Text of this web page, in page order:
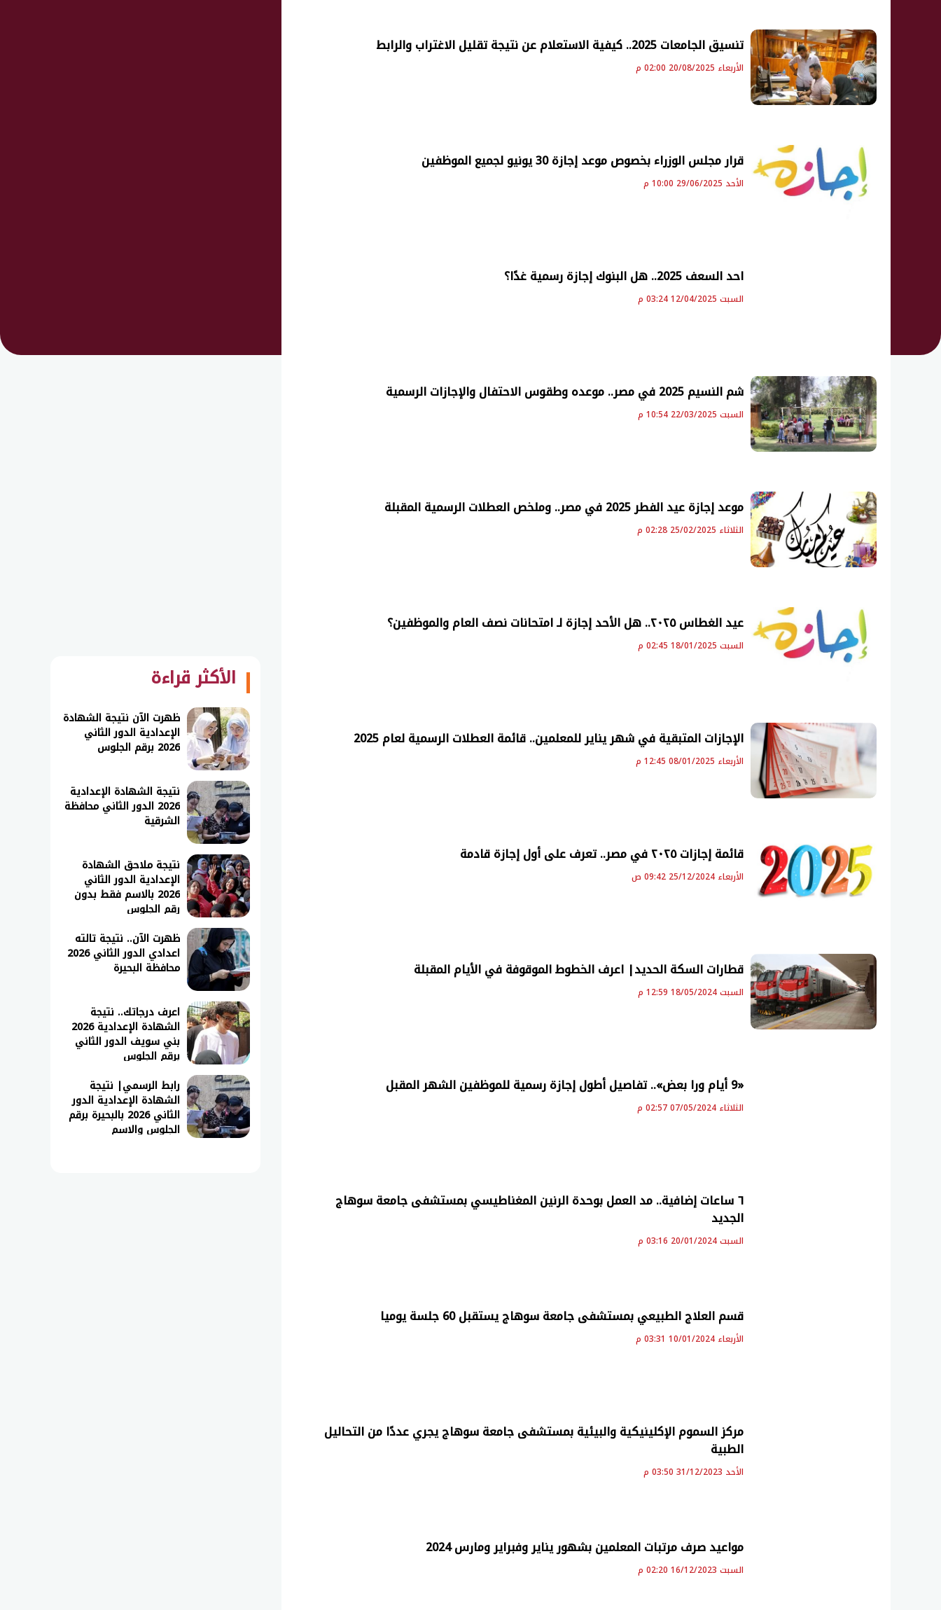
تنسيق الجامعات 2025.. كيفية الاستعلام عن نتيجة تقليل الاغتراب والرابط
الأربعاء 20/08/2025 02:00 م
قرار مجلس الوزراء بخصوص موعد إجازة 30 يونيو لجميع الموظفين
الأحد 29/06/2025 10:00 م
احد السعف 2025.. هل البنوك إجازة رسمية غدًا؟
السبت 12/04/2025 03:24 م
شم النسيم 2025 في مصر.. موعده وطقوس الاحتفال والإجازات الرسمية
السبت 22/03/2025 10:54 م
موعد إجازة عيد الفطر 2025 في مصر.. وملخص العطلات الرسمية المقبلة
الثلاثاء 25/02/2025 02:28 م
عيد الغطاس ٢٠٢٥.. هل الأحد إجازة لـ امتحانات نصف العام والموظفين؟
السبت 18/01/2025 02:45 م
الإجازات المتبقية في شهر يناير للمعلمين.. قائمة العطلات الرسمية لعام 2025
الأربعاء 08/01/2025 12:45 م
قائمة إجازات ٢٠٢٥ في مصر.. تعرف على أول إجازة قادمة
الأربعاء 25/12/2024 09:42 ص
قطارات السكة الحديد| اعرف الخطوط الموقوفة في الأيام المقبلة
السبت 18/05/2024 12:59 م
«9 أيام ورا بعض».. تفاصيل أطول إجازة رسمية للموظفين الشهر المقبل
الثلاثاء 07/05/2024 02:57 م
٦ ساعات إضافية.. مد العمل بوحدة الرنين المغناطيسي بمستشفى جامعة سوهاج
الجديد
السبت 20/01/2024 03:16 م
قسم العلاج الطبيعي بمستشفى جامعة سوهاج يستقبل 60 جلسة يوميا
الأربعاء 10/01/2024 03:31 م
مركز السموم الإكلينيكية والبيئية بمستشفى جامعة سوهاج يجري عددًا من التحاليل
الطبية
الأحد 31/12/2023 03:50 م
مواعيد صرف مرتبات المعلمين بشهور يناير وفبراير ومارس 2024
السبت 16/12/2023 02:20 م
الأكثر قراءة
ظهرت الآن نتيجة الشهادة
الإعدادية الدور الثاني
2026 برقم الجلوس
نتيجة الشهادة الإعدادية
2026 الدور الثاني محافظة
الشرقية
نتيجة ملاحق الشهادة
الإعدادية الدور الثاني
2026 بالاسم فقط بدون
رقم الجلوس
ظهرت الآن.. نتيجة تالته
اعدادي الدور الثاني 2026
محافظة البحيرة
اعرف درجاتك.. نتيجة
الشهادة الإعدادية 2026
بني سويف الدور الثاني
برقم الجلوس
رابط الرسمي| نتيجة
الشهادة الإعدادية الدور
الثاني 2026 بالبحيرة برقم
الجلوس والاسم